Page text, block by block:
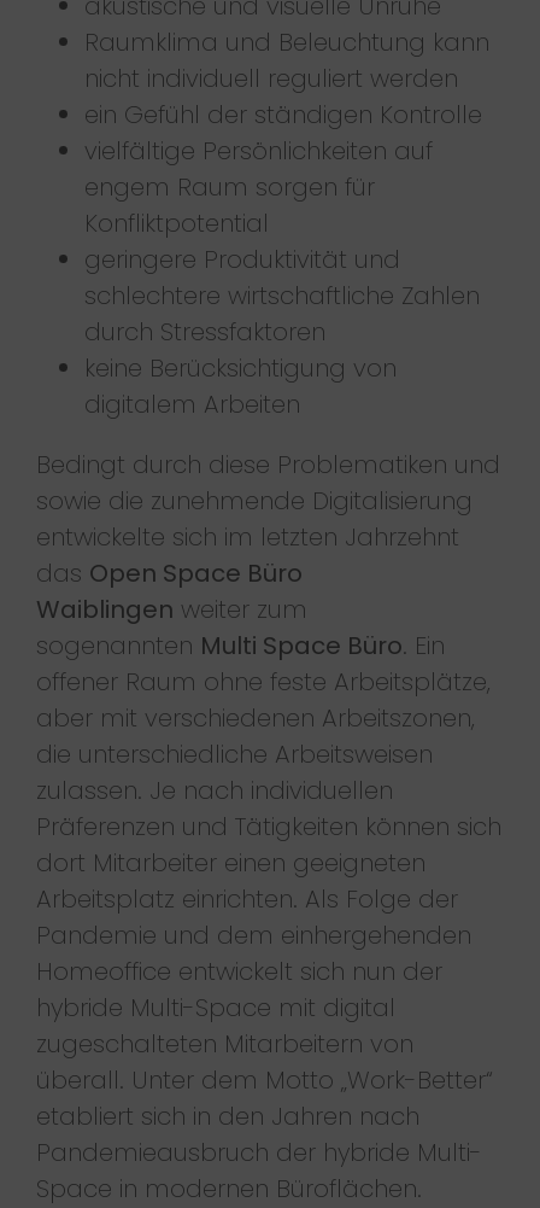
Raumklima und Beleuchtung kann
nicht individuell reguliert werden
ein Gefühl der ständigen Kontrolle
vielfältige Persönlichkeiten auf
engem Raum sorgen für
Konfliktpotential
geringere Produktivität und
schlechtere wirtschaftliche Zahlen
durch Stressfaktoren
keine Berücksichtigung von
digitalem Arbeiten
Bedingt durch diese Problematiken und
sowie die zunehmende Digitalisierung
entwickelte sich im letzten Jahrzehnt
das Open Space Büro
Waiblingen weiter zum
sogenannten Multi Space Büro. Ein
offener Raum ohne feste Arbeitsplätze,
aber mit verschiedenen Arbeitszonen,
die unterschiedliche Arbeitsweisen
zulassen. Je nach individuellen
Präferenzen und Tätigkeiten können sich
dort Mitarbeiter einen geeigneten
Arbeitsplatz einrichten. Als Folge der
Pandemie und dem einhergehenden
Homeoffice entwickelt sich nun der
hybride Multi-Space mit digital
zugeschalteten Mitarbeitern von
überall. Unter dem Motto „Work-Better“
etabliert sich in den Jahren nach
Pandemieausbruch der hybride Multi-
Space in modernen Büroflächen.